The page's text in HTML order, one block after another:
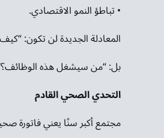
• تباطؤ النمو الاقتصادي.
المعادلة الجديدة لن تكون:
بل: “من سيشغل هذه
التحدي الصحي القادم
مجتمع أكبر سنًا يعني فاتورة